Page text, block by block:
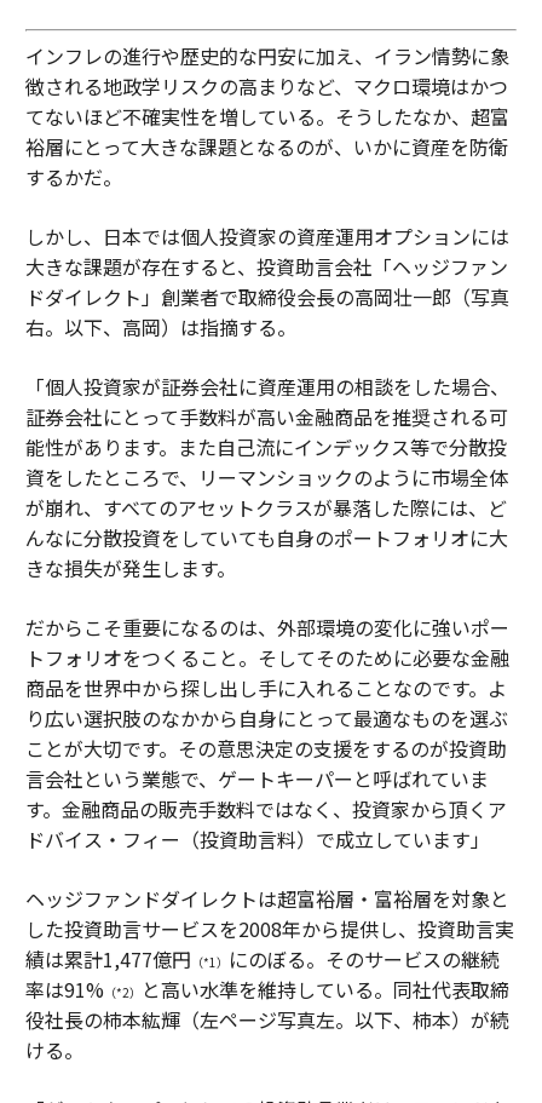
インフレの進行や歴史的な円安に加え、イラン情勢に象
徴される地政学リスクの高まりなど、マクロ環境はかつ
てないほど不確実性を増している。そうしたなか、超富
裕層にとって大きな課題となるのが、いかに資産を防衛
するかだ。
しかし、日本では個人投資家の資産運用オプションには
大きな課題が存在すると、投資助言会社「ヘッジファン
ドダイレクト」創業者で取締役会長の高岡壮一郎（写真
右。以下、高岡）は指摘する。
「個人投資家が証券会社に資産運用の相談をした場合、
証券会社にとって手数料が高い金融商品を推奨される可
能性があります。また自己流にインデックス等で分散投
資をしたところで、リーマンショックのように市場全体
が崩れ、すべてのアセットクラスが暴落した際には、ど
んなに分散投資をしていても自身のポートフォリオに大
きな損失が発生します。
だからこそ重要になるのは、外部環境の変化に強いポー
トフォリオをつくること。そしてそのために必要な金融
商品を世界中から探し出し手に入れることなのです。よ
り広い選択肢のなかから自身にとって最適なものを選ぶ
ことが大切です。その意思決定の支援をするのが投資助
言会社という業態で、ゲートキーパーと呼ばれていま
す。金融商品の販売手数料ではなく、投資家から頂くア
ドバイス・フィー（投資助言料）で成立しています」
ヘッジファンドダイレクトは超富裕層・富裕層を対象と
した投資助言サービスを2008年から提供し、投資助言実
績は累計1,477億円 （*1） にのぼる。そのサービスの継続
率は91% （*2）
と高い水準を維持している。同社代表取締
役社長の柿本紘輝（左ページ写真左。以下、柿本）が続
ける。